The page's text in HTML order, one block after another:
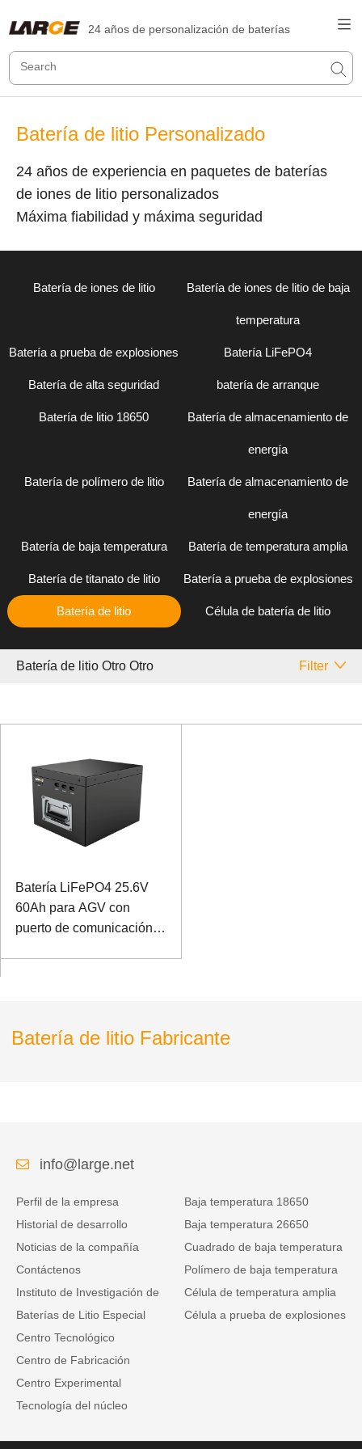
24 años de personalización de baterías
Batería de litio Personalizado
24 años de experiencia en paquetes de baterías
de iones de litio personalizados
Máxima fiabilidad y máxima seguridad
Batería de iones de litio Batería de iones de litio de baja
temperatura
Batería a prueba de explosiones Batería LiFePO4
Batería de alta seguridad batería de arranque
Batería de litio 18650 Batería de almacenamiento de
energía
Batería de polímero de litio Batería de almacenamiento de
energía
Batería de baja temperatura Batería de temperatura amplia
Batería de titanato de litio Batería a prueba de explosiones
Batería de litio Célula de batería de litio
Batería de litio Otro Otro Filter
Batería LiFePO4 25.6V
60Ah para AGV con
puerto de comunicación
Batería de litio Fabricante
info@large.net
Perfil de la empresa
Historial de desarrollo
Noticias de la compañía
Contáctenos
Instituto de Investigación de
Baterías de Litio Especial
Centro Tecnológico
Centro de Fabricación
Centro Experimental
Tecnología del núcleo
Baja temperatura 18650
Baja temperatura 26650
Cuadrado de baja temperatura
Polímero de baja temperatura
Célula de temperatura amplia
Célula a prueba de explosiones